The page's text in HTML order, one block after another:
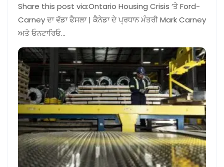
Share this post via:Ontario Housing Crisis ‘ਤੇ Ford-
Carney ਦਾ ਵੱਡਾ ਫੈਸਲਾ | ਕੈਨੇਡਾ ਦੇ ਪ੍ਰਧਾਨ ਮੰਤਰੀ Mark Carney
ਅਤੇ ਓਨਟਾਰਿਓ…